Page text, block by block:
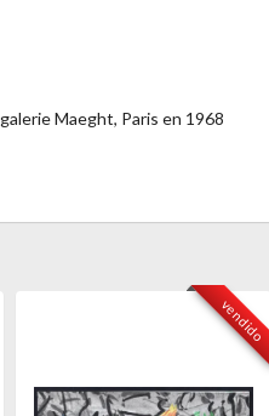
Maeght, Paris en 1968
vendido